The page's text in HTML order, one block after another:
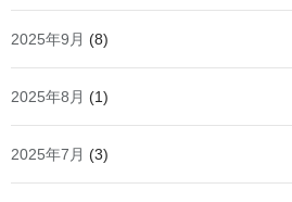
2025年9月 (8)
2025年8月 (1)
2025年7月 (3)